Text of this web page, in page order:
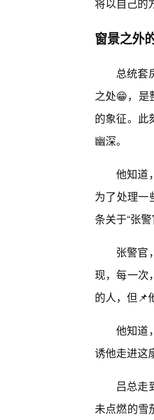
窗景之外
总统套
之处😁，是
的象征。此
幽深。
他知道
为了处理一
条关于“张警
张警官
现，每一次
的人，但📌
他知道
诱他走进这
吕总走
未点燃的雪